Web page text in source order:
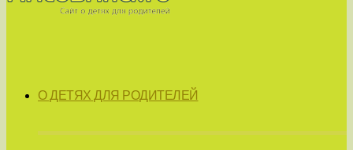
О ДЕТЯХ ДЛЯ РОДИТЕЛЕЙ